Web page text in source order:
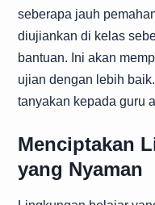
seberapa jauh
diujiankan di kelas
bantuan. Ini akan
ujian dengan lebih
tanyakan kepada guru
Menciptakan
yang Nyaman